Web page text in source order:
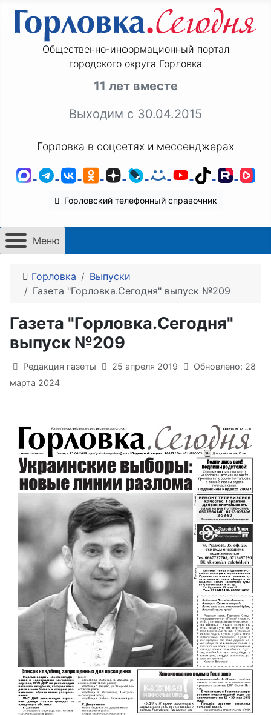
Общественно-информационный портал
городского округа Горловка
11 лет вместе
Выходим с 30.04.2015
Горловка в соцсетях и мессенджерах
MAXTelegram
ВКонтакте
Одноклассники
ДзенLiveJournal
Мой Мир
YouTube
TikTok
Горловский телефонный справочник
Меню
Горловка
Выпуски
Газета "Горловка.Сегодня" выпуск №209
Газета "Горловка.Сегодня"
выпуск №209
Информация о материале
Редакция газеты 25 апреля 2019
Обновлено: 28
марта 2024